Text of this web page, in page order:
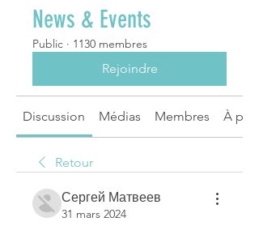
News & Events
Public · 1130 membres
Rejoindre
Discussion Médias Membres À
Retour
Сергей Матвеев
31 mars 2024